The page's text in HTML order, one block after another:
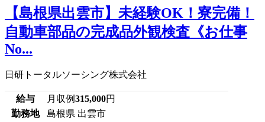
【島根県出雲市】未経験OK！寮完備！
自動車部品の完成品外観検査《お仕事
No...
日研トータルソーシング株式会社
給与 月収例315,000円
勤務地
島根県 出雲市